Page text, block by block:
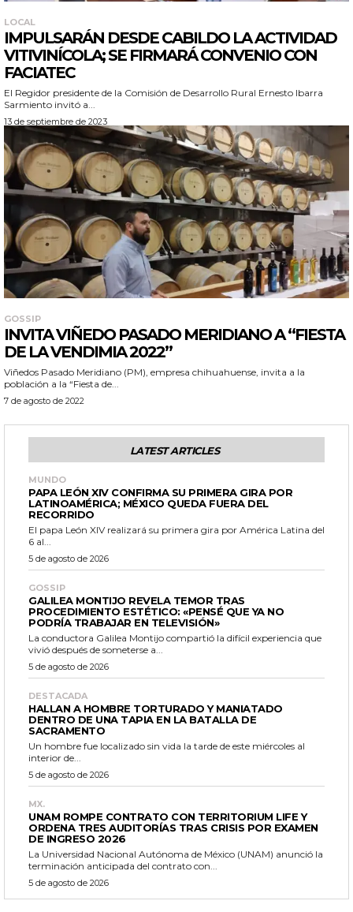
LOCAL
IMPULSARÁN DESDE CABILDO LA ACTIVIDAD
VITIVINÍCOLA; SE FIRMARÁ CONVENIO CON
FACIATEC
El Regidor presidente de la Comisión de Desarrollo Rural Ernesto Ibarra
Sarmiento invitó a...
13 de septiembre de 2023
GOSSIP
INVITA VIÑEDO PASADO MERIDIANO A “FIESTA
DE LA VENDIMIA 2022”
Viñedos Pasado Meridiano (PM), empresa chihuahuense, invita a la
población a la “Fiesta de...
7 de agosto de 2022
LATEST ARTICLES
MUNDO
PAPA LEÓN XIV CONFIRMA SU PRIMERA GIRA POR
LATINOAMÉRICA; MÉXICO QUEDA FUERA DEL
RECORRIDO
El papa León XIV realizará su primera gira por América Latina del
6 al...
5 de agosto de 2026
GOSSIP
GALILEA MONTIJO REVELA TEMOR TRAS
PROCEDIMIENTO ESTÉTICO: «PENSÉ QUE YA NO
PODRÍA TRABAJAR EN TELEVISIÓN»
La conductora Galilea Montijo compartió la difícil experiencia que
vivió después de someterse a...
5 de agosto de 2026
DESTACADA
HALLAN A HOMBRE TORTURADO Y MANIATADO
DENTRO DE UNA TAPIA EN LA BATALLA DE
SACRAMENTO
Un hombre fue localizado sin vida la tarde de este miércoles al
interior de...
5 de agosto de 2026
MX.
UNAM ROMPE CONTRATO CON TERRITORIUM LIFE Y
ORDENA TRES AUDITORÍAS TRAS CRISIS POR EXAMEN
DE INGRESO 2026
La Universidad Nacional Autónoma de México (UNAM) anunció la
terminación anticipada del contrato con...
5 de agosto de 2026